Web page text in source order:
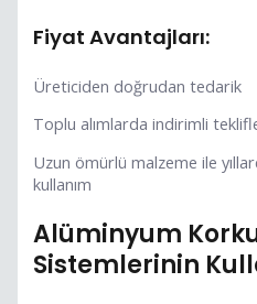
Fiyat Avantajları:
Üreticiden doğrudan tedarik
Toplu alımlarda indirimli
Uzun ömürlü malzeme ile
kullanım
Alüminyum
Sistemlerinin